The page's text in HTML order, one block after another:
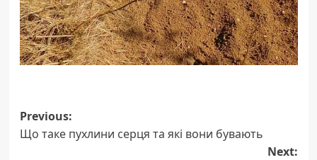
Post
navigation
Previous:
Що таке пухлини серця та які вони бувають
Next: